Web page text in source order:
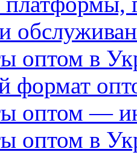
оптом в
формат
оптом —
оптом в